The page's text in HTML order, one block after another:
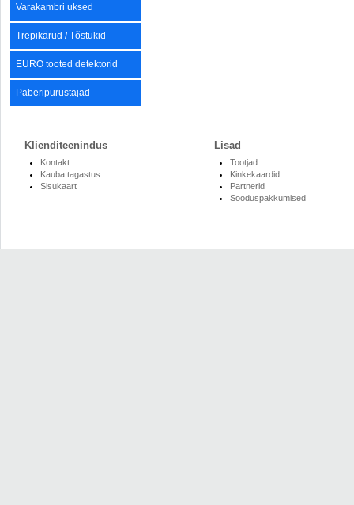
Varakambri uksed
Trepikärud / Tõstukid
EURO tooted detektorid
Paberipurustajad
Klienditeenindus
Kontakt
Kauba tagastus
Sisukaart
Lisad
Tootjad
Kinkekaardid
Partnerid
Sooduspakkumised